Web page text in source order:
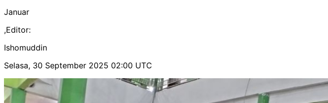
Januar
,Editor:
Ishomuddin
Selasa, 30 September 2025 02:00 UTC